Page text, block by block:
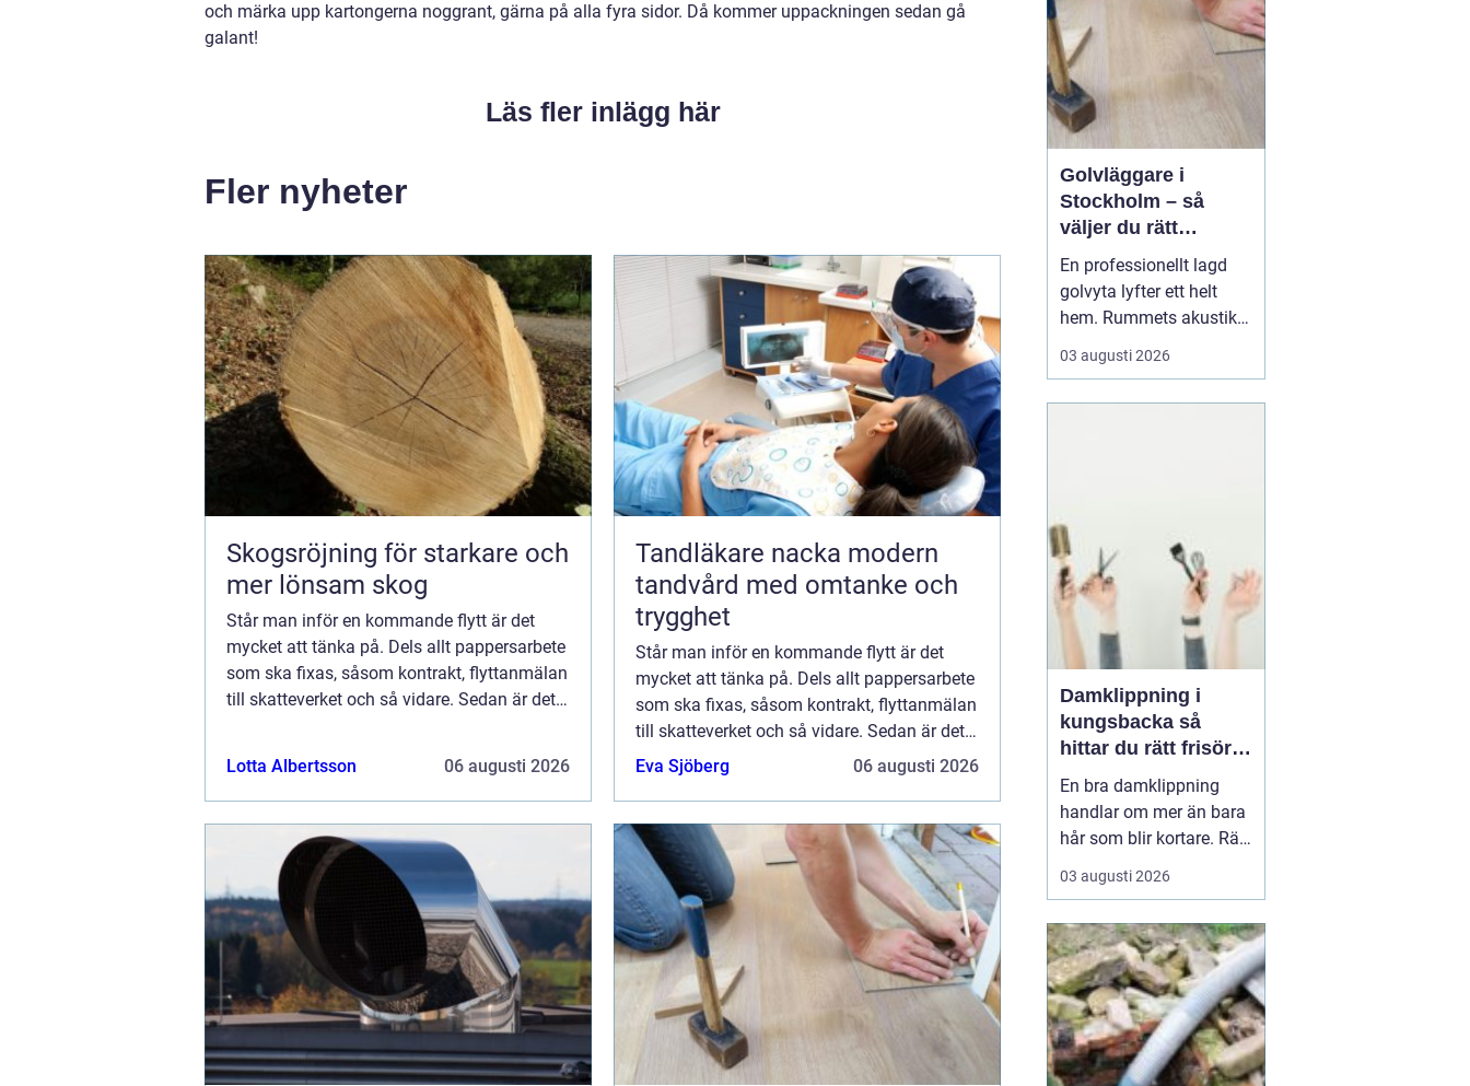
och märka upp kartongerna noggrant, gärna på alla fyra sidor. Då kommer uppackningen sedan gå
galant!
Läs fler inlägg här
Fler nyheter
Skogsröjning för starkare och
mer lönsam skog
Står man inför en kommande flytt är det
mycket att tänka på. Dels allt pappersarbete
som ska fixas, såsom kontrakt, flyttanmälan
till skatteverket och så vidare. Sedan är det
Lotta Albertsson
06 augusti 2026
Tandläkare nacka modern
tandvård med omtanke och
trygghet
Står man inför en kommande flytt är det
mycket att tänka på. Dels allt pappersarbete
som ska fixas, såsom kontrakt, flyttanmälan
till skatteverket och så vidare. Sedan är det
ju det praktiska, att fakt...
Eva Sjöberg 06 augusti 2026
Golvläggare i
Stockholm – så
väljer du rätt
hantverkare för ditt
projekt
En professionellt lagd
golvyta lyfter ett helt
hem. Rummets akustik
förändras, ljuset speglas
på ett annat sätt och
03 augusti 2026
Damklippning i
kungsbacka så
hittar du rätt frisör
och stil
En bra damklippning
handlar om mer än bara
hår som blir kortare. Rätt
frisyr kan förstärka
ansiktsformen, passa
vardagen enklare. I
Kungsbacka finns
många alternativ, men
hur vet du vilken salong
som passar bäst, och
vad ska du tä...
03 augusti 2026